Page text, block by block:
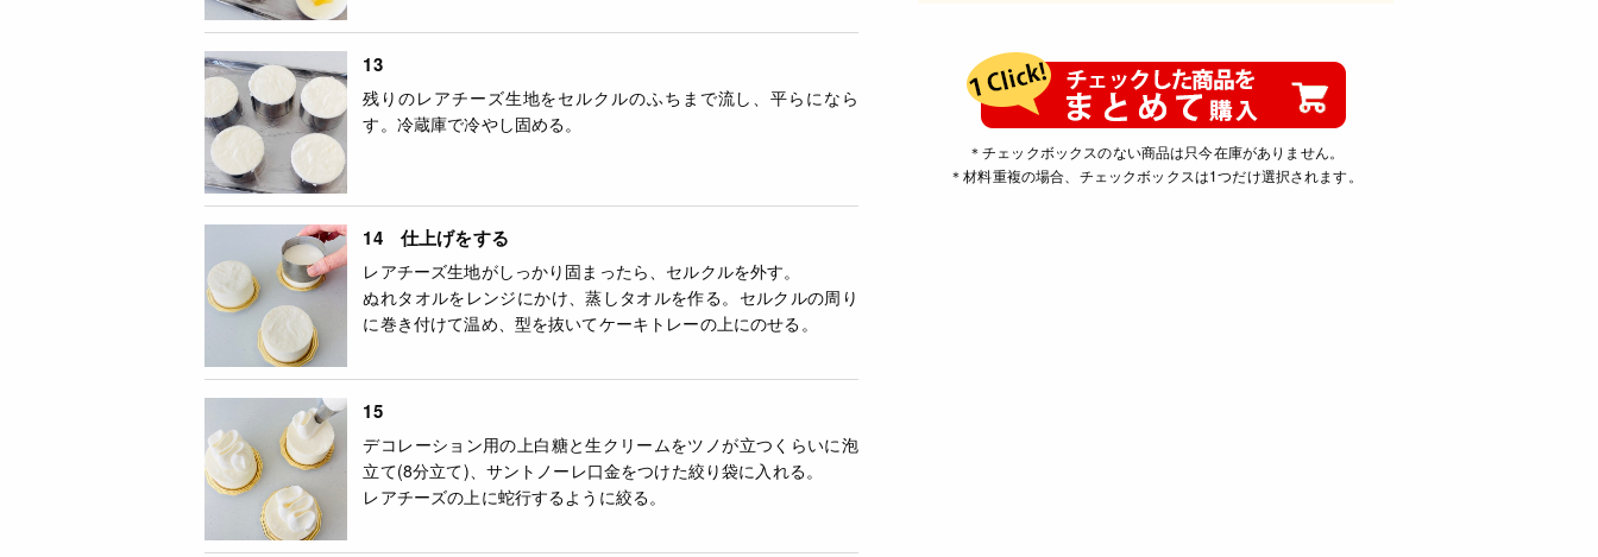
＊チェックボックスのない商品は只今在庫がありません。
＊材料重複の場合、チェックボックスは1つだけ選択されます。
13
残りのレアチーズ生地をセルクルのふちまで流し、平らになら
す。冷蔵庫で冷やし固める。
14 仕上げをする
レアチーズ生地がしっかり固まったら、セルクルを外す。
ぬれタオルをレンジにかけ、蒸しタオルを作る。セルクルの周り
に巻き付けて温め、型を抜いてケーキトレーの上にのせる。
15
デコレーション用の上白糖と生クリームをツノが立つくらいに泡
立て(8分立て)、サントノーレ口金をつけた絞り袋に入れる。
レアチーズの上に蛇行するように絞る。